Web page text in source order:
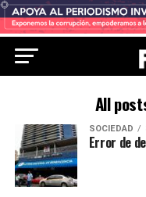
All
SOCIEDAD
Error de